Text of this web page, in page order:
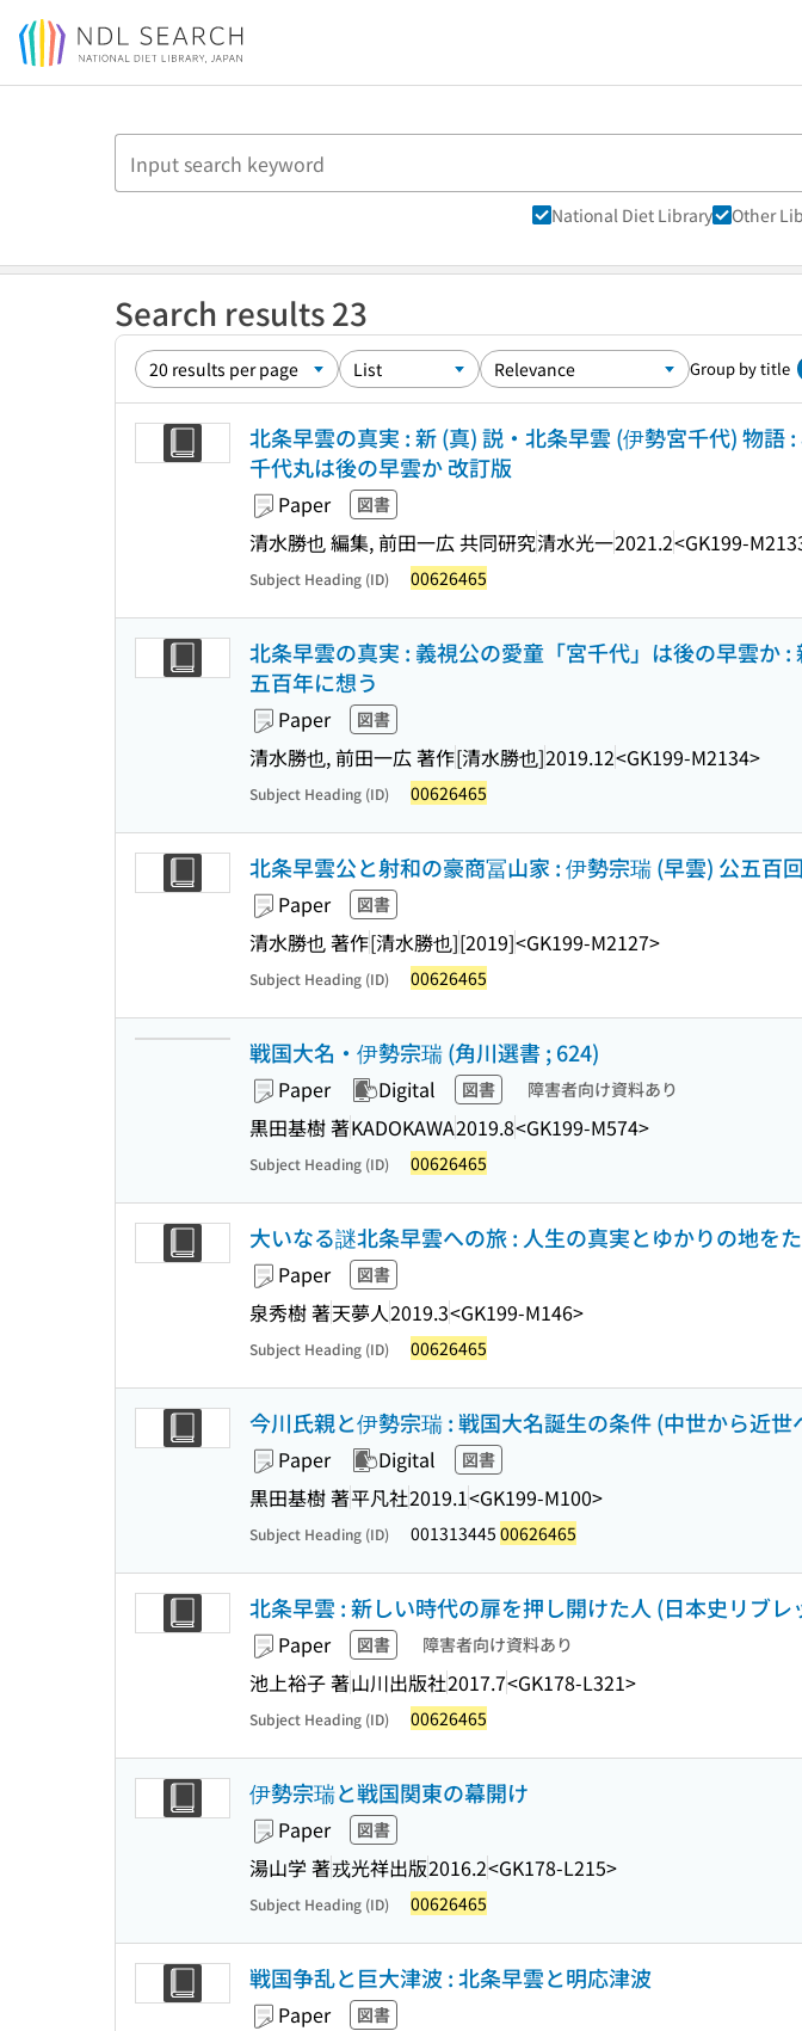
Jump to main content
National Diet Library Other
Search results 23
Group by title
北条早雲の真実 : 新 (真) 説・北条早雲 (伊勢宮千代) 物
千代丸は後の早雲か 改訂版
Paper 図書
清水勝也 編集, 前田一広 共同研究清水光一2021.2<GK199-
Subject Heading (ID) 00626465
北条早雲の真実 : 義視公の愛童「宮千代」は後の早雲か :
五百年に想う
Paper 図書
清水勝也, 前田一広 著作[清水勝也]2019.12<GK199-M2134>
Subject Heading (ID) 00626465
北条早雲公と射和の豪商冨山家 : 伊勢宗瑞 (早雲) 公五百
Paper 図書
清水勝也 著作[清水勝也][2019]<GK199-M2127>
Subject Heading (ID) 00626465
戦国大名・伊勢宗瑞 (角川選書 ; 624)
Paper Digital 図書 障害者向け資料あり
黒田基樹 著KADOKAWA2019.8<GK199-M574>
Subject Heading (ID) 00626465
大いなる謎北条早雲への旅 : 人生の真実とゆかりの地を
Paper 図書
泉秀樹 著天夢人2019.3<GK199-M146>
Subject Heading (ID) 00626465
今川氏親と伊勢宗瑞 : 戦国大名誕生の条件 (中世から近世
Paper Digital 図書
黒田基樹 著平凡社2019.1<GK199-M100>
Subject Heading (ID) 001313445 00626465
北条早雲 : 新しい時代の扉を押し開けた人 (日本史リブレ
Paper 図書 障害者向け資料あり
池上裕子 著山川出版社2017.7<GK178-L321>
Subject Heading (ID) 00626465
伊勢宗瑞と戦国関東の幕開け
Paper 図書
湯山学 著戎光祥出版2016.2<GK178-L215>
Subject Heading (ID) 00626465
戦国争乱と巨大津波 : 北条早雲と明応津波
Paper 図書